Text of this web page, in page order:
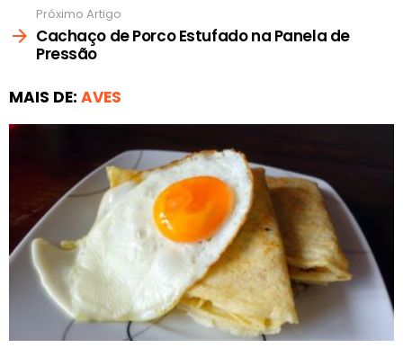
Próximo Artigo
Cachaço de Porco Estufado na Panela de
Pressão
MAIS DE: AVES